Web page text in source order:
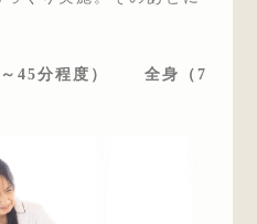
～45分程度） 全身（ 7